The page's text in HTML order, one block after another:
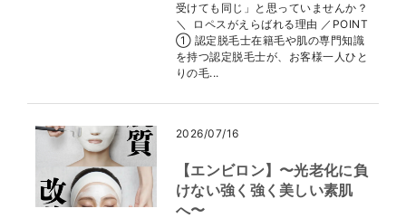
受けても同じ」と思っていませんか？
＼ ロペスがえらばれる理由 ／POINT
① 認定脱毛士在籍毛や肌の専門知識
を持つ認定脱毛士が、お客様一人ひと
りの毛...
2026/07/16
【エンビロン】〜光老化に負
けない強く強く美しい素肌
へ〜